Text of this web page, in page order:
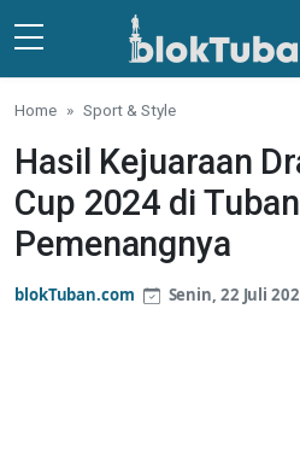
Skip to main content
Home Sport & Style
Hasil Kejuaraan
Cup 2024 di
Pemenangnya
blokTuban.com Senin, 22 Juli